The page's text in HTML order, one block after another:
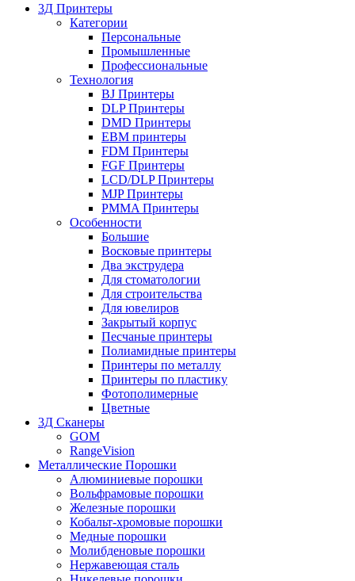
3Д Принтеры
Категории
Персональные
Промышленные
Профессиональные
Технология
BJ Принтеры
DLP Принтеры
DMD Принтеры
EBM принтеры
FDM Принтеры
FGF Принтеры
LCD/DLP Принтеры
MJP Принтеры
PMMA Принтеры
Особенности
Большие
Восковые принтеры
Два экструдера
Для стоматологии
Для строительства
Для ювелиров
Закрытый корпус
Песчаные принтеры
Полиамидные принтеры
Принтеры по металлу
Принтеры по пластику
Фотополимерные
Цветные
3Д Сканеры
GOM
RangeVision
Металлические Порошки
Алюминиевые порошки
Вольфрамовые порошки
Железные порошки
Кобальт-хромовые порошки
Медные порошки
Молибденовые порошки
Нержавеющая сталь